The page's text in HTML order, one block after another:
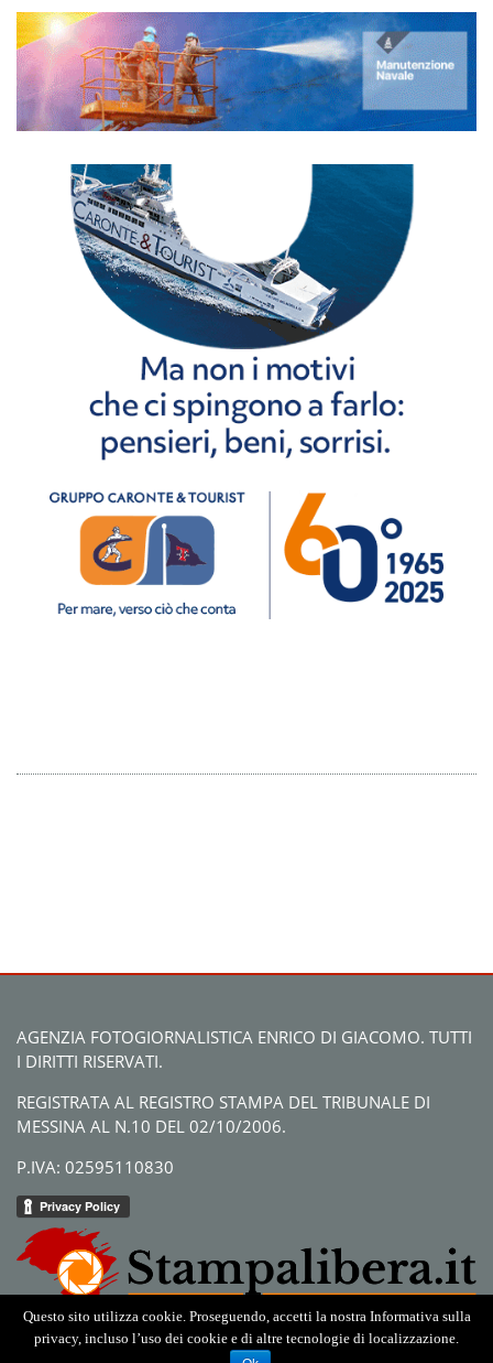
AGENZIA FOTOGIORNALISTICA ENRICO DI GIACOMO. TUTTI
I DIRITTI RISERVATI.
REGISTRATA AL REGISTRO STAMPA DEL TRIBUNALE DI
MESSINA AL N.10 DEL 02/10/2006.
P.IVA: 02595110830
Questo sito utilizza cookie. Proseguendo, accetti la nostra Informativa sulla
privacy, incluso l’uso dei cookie e di altre tecnologie di localizzazione.